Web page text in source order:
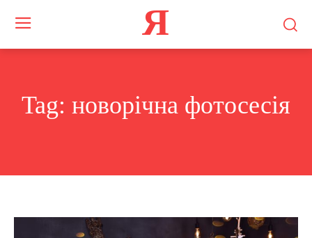
Я
Tag: новорічна фотосесія